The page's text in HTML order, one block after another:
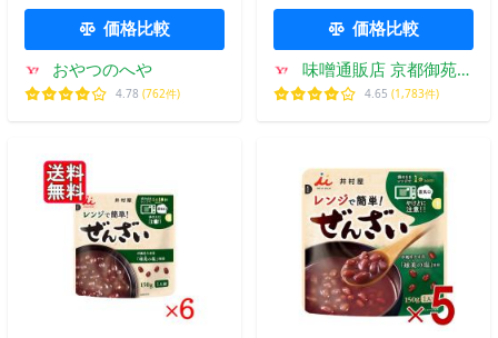
価格比較
おやつのへや
4.78 (762件)
価格比較
味噌通販店 京都御苑東
しま村
4.65 (1,783件)